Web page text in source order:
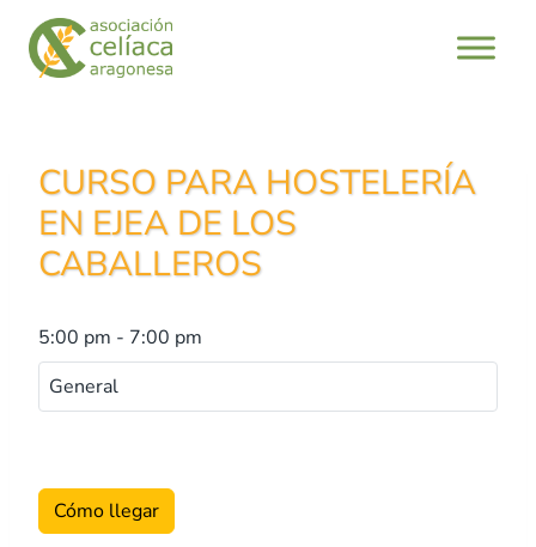
Saltar
contenido
CURSO PARA HOSTELERÍA
EN EJEA DE LOS
CABALLEROS
5:00 pm - 7:00 pm
General
Cómo llegar